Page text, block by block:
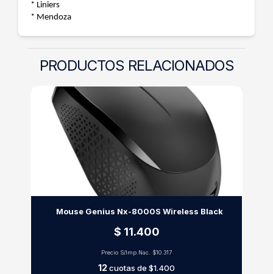
* Liniers
* Mendoza
PRODUCTOS RELACIONADOS
Mouse Genius Nx-8000S Wireless Black
$ 11.400
Precio S/Imp.Nac. $10.317
12cuotas de $1.400